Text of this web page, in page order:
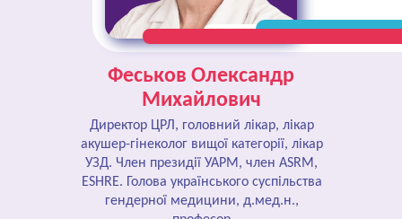
Директор ЦРЛ, головний лікар, лікар
акушер-гінеколог вищої категорії, лікар
УЗД. Член президії УАРМ, член ASRM,
ESHRE. Голова українського суспільства
гендерної медицини, д.мед.н.,
Феськов Олександр
Михайлович